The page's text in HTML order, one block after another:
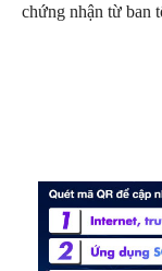
chứng nhận từ ban